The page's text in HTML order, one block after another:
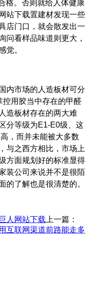
。否则就给人体健康
站下载置建材发现一些
店门口，就会散发出一
看样品味道则更大，
。
内市场的人造板材可分
控用胶当中存在的甲醛
造板材存在的两大难
区分等级为E1-E0级、这
，而并未能被大多数
与之西方相比，市场上
方面规划好的标准显得
装公司来说并不是很陌
的了解也是很清楚的。
人网站下载 上一篇：
互联网渠道前路能走多